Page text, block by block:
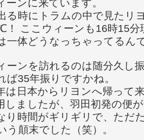
ーンに来ています。
る時にトラムの中で見たリ
！ ここウィーンも16時15
一体どうなっちゃってるん
ーンを訪れるのは随分久し
ば35年振りですかね。
は日本からリヨンへ帰って
しましたが、羽田初発の便
り時間がギリギリで、ただ
う顛末でした（笑）。